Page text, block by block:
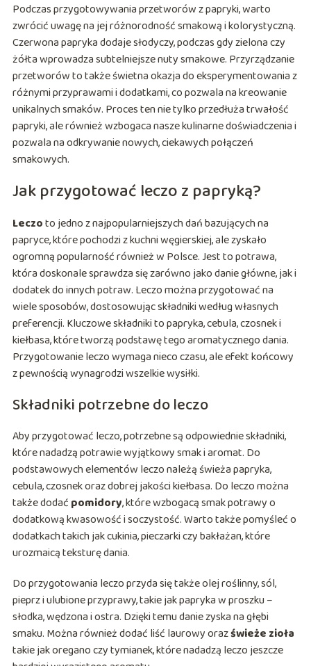
Podczas przygotowywania przetworów z papryki, warto
zwrócić uwagę na jej różnorodność smakową i kolorystyczną.
Czerwona papryka dodaje słodyczy, podczas gdy zielona czy
żółta wprowadza subtelniejsze nuty smakowe. Przyrządzanie
przetworów to także świetna okazja do eksperymentowania z
różnymi przyprawami i dodatkami, co pozwala na kreowanie
unikalnych smaków. Proces ten nie tylko przedłuża trwałość
papryki, ale również wzbogaca nasze kulinarne doświadczenia i
pozwala na odkrywanie nowych, ciekawych połączeń
smakowych.
Jak przygotować leczo z papryką?
Leczoto jedno z najpopularniejszych dań bazujących na
papryce, które pochodzi z kuchni węgierskiej, ale zyskało
ogromną popularność również w Polsce. Jest to potrawa,
która doskonale sprawdza się zarówno jako danie główne, jak i
dodatek do innych potraw. Leczo można przygotować na
wiele sposobów, dostosowując składniki według własnych
preferencji. Kluczowe składniki to papryka, cebula, czosnek i
kiełbasa, które tworzą podstawę tego aromatycznego dania.
Przygotowanie leczo wymaga nieco czasu, ale efekt końcowy
z pewnością wynagrodzi wszelkie wysiłki.
Składniki potrzebne do leczo
Aby przygotować leczo, potrzebne są odpowiednie składniki,
które nadadzą potrawie wyjątkowy smak i aromat. Do
podstawowych elementów leczo należą świeża papryka,
cebula, czosnek oraz dobrej jakości kiełbasa. Do leczo można
także dodać pomidory, które wzbogacą smak potrawy o
dodatkową kwasowość i soczystość. Warto także pomyśleć o
dodatkach takich jak cukinia, pieczarki czy bakłażan, które
urozmaicą teksturę dania.
Do przygotowania leczo przyda się także olej roślinny, sól,
pieprz i ulubione przyprawy, takie jak papryka w proszku –
słodka, wędzona i ostra. Dzięki temu danie zyska na głębi
smaku. Można również dodać liść laurowy orazświeże zioła
takie jak oregano czy tymianek, które nadadzą leczo jeszcze